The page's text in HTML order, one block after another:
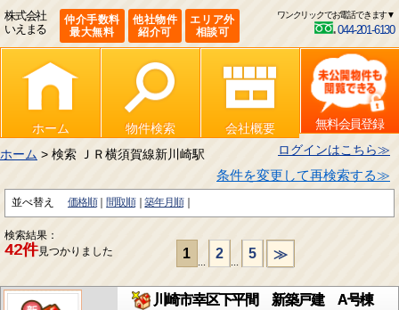
株式会社
いえまる
仲介手数料
最大無料
他社物件
紹介可
エリア外
相談可
ワンクリックでお電話できます▼
044-201-6130
ホーム 物件検索 会社概要
無料会員登録
ログインはこちら≫
ホーム > 検索 ＪＲ横須賀線新川崎駅
条件を変更して再検索する≫
並べ替え 価格順 間取順 築年月順
検索結果：
42件見つかりました 1
...
2
...
5 ≫
川崎市幸区下平間 新築戸建 A号棟